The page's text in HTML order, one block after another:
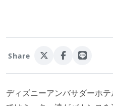
Share
ディズニーアンバサダーホ